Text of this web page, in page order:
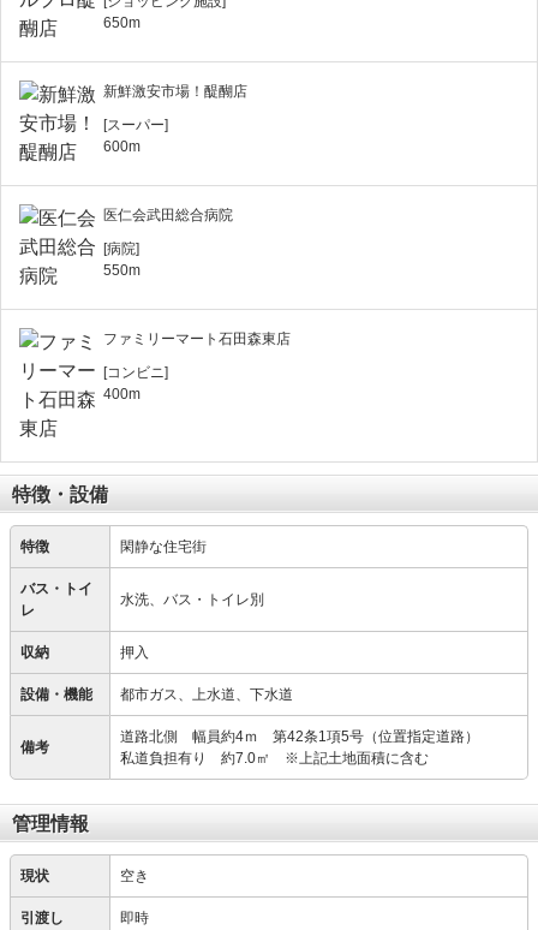
650m
新鮮激安市場！醍醐店
[スーパー]
600m
医仁会武田総合病院
[病院]
550m
ファミリーマート石田森東店
[コンビニ]
400m
特徴・設備
特徴 閑静な住宅街
バス・トイ
レ
水洗、バス・トイレ別
収納 押入
設備・機能 都市ガス、上水道、下水道
備考
道路北側 幅員約4ｍ 第42条1項5号（位置指定道路）
私道負担有り 約7.0㎡ ※上記土地面積に含む
管理情報
現状 空き
引渡し 即時